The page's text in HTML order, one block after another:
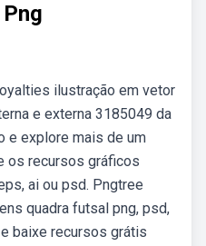
ilustração em vetor
e externa 3185049 da
e explore mais de um
os recursos gráficos
ai ou psd. Pngtree
quadra futsal png, psd,
baixe recursos grátis